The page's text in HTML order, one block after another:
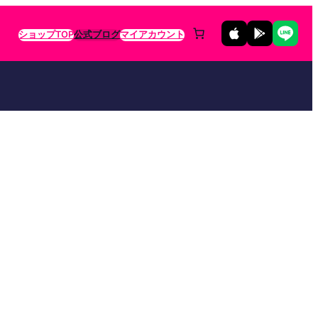
ショップTOP公式ブログマイアカウント